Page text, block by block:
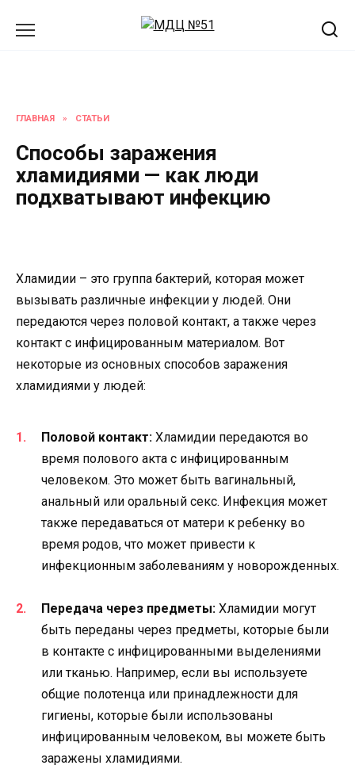
ГЛАВНАЯ » СТАТЬИ
Способы заражения
хламидиями — как люди
подхватывают инфекцию
Хламидии – это группа бактерий, которая может
вызывать различные инфекции у людей. Они
передаются через половой контакт, а также через
контакт с инфицированным материалом. Вот
некоторые из основных способов заражения
хламидиями у людей:
Половой контакт: Хламидии передаются во
время полового акта с инфицированным
человеком. Это может быть вагинальный,
анальный или оральный секс. Инфекция может
также передаваться от матери к ребенку во
время родов, что может привести к
инфекционным заболеваниям у новорожденных.
Передача через предметы: Хламидии могут
быть переданы через предметы, которые были
в контакте с инфицированными выделениями
или тканью. Например, если вы используете
общие полотенца или принадлежности для
гигиены, которые были использованы
инфицированным человеком, вы можете быть
заражены хламидиями.